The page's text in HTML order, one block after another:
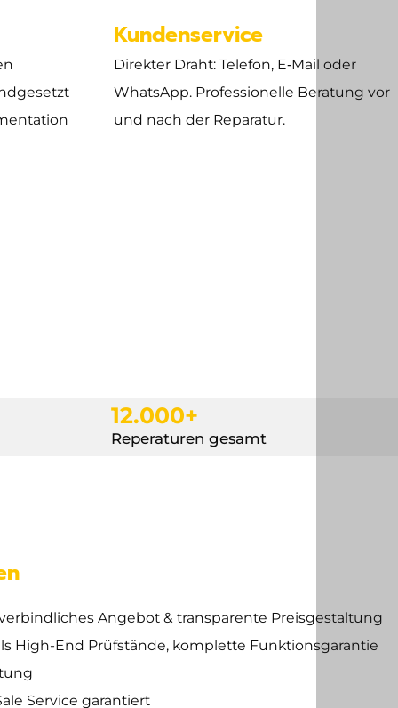
Kundenservice
Direkter Draht: Telefon, E‑Mail oder
WhatsApp. Professionelle Beratung vor
und nach der Reparatur.
12.000+
Reperaturen gesamt
Angebot & transparente Preisgestaltung
High-End Prüfstände, komplette Funktionsgarantie
Service garantiert